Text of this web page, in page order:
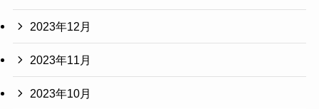
2023年12月
2023年11月
2023年10月